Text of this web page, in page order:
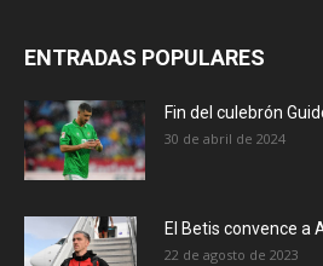
ENTRADAS POPULARES
Fin del culebrón
30 de abril de 2024
El Betis convence a
22 de agosto de 2023